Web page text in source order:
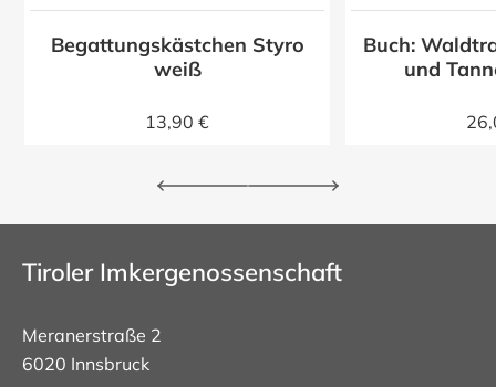
Begattungskästchen Styro
weiß
13,90 €
Buch:
und
Tiroler Imkergenossenschaft
Meranerstraße 2
6020 Innsbruck